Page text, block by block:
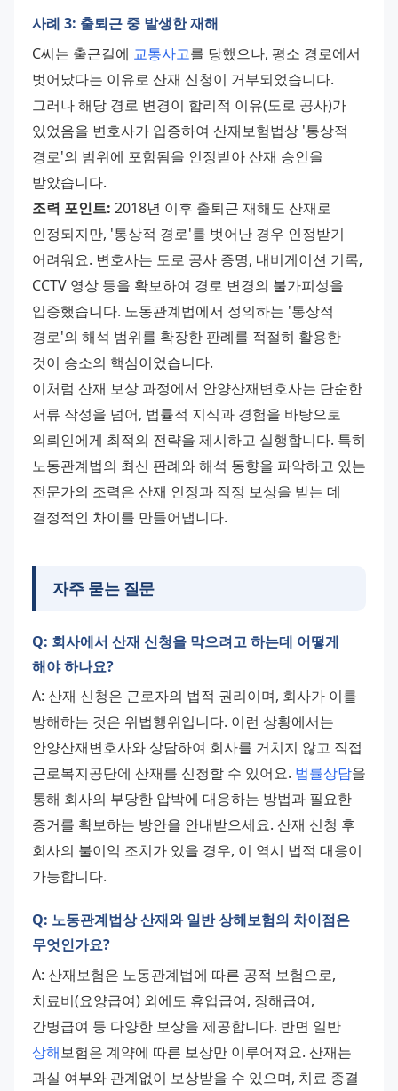
사례 3: 출퇴근 중 발생한 재해
C씨는 출근길에 교통사고를 당했으나, 평소 경로에서
벗어났다는 이유로 산재 신청이 거부되었습니다.
그러나 해당 경로 변경이 합리적 이유(도로 공사)가
있었음을 변호사가 입증하여 산재보험법상 '통상적
경로'의 범위에 포함됨을 인정받아 산재 승인을
받았습니다.
조력 포인트: 2018년 이후 출퇴근 재해도 산재로
인정되지만, '통상적 경로'를 벗어난 경우 인정받기
어려워요. 변호사는 도로 공사 증명, 내비게이션 기록,
CCTV 영상 등을 확보하여 경로 변경의 불가피성을
입증했습니다. 노동관계법에서 정의하는 '통상적
경로'의 해석 범위를 확장한 판례를 적절히 활용한
것이 승소의 핵심이었습니다.
이처럼 산재 보상 과정에서 안양산재변호사는 단순한
서류 작성을 넘어, 법률적 지식과 경험을 바탕으로
의뢰인에게 최적의 전략을 제시하고 실행합니다. 특히
노동관계법의 최신 판례와 해석 동향을 파악하고 있는
전문가의 조력은 산재 인정과 적정 보상을 받는 데
결정적인 차이를 만들어냅니다.
자주 묻는 질문
Q: 회사에서 산재 신청을 막으려고 하는데 어떻게
해야 하나요?
A: 산재 신청은 근로자의 법적 권리이며, 회사가 이를
방해하는 것은 위법행위입니다. 이런 상황에서는
안양산재변호사와 상담하여 회사를 거치지 않고 직접
근로복지공단에 산재를 신청할 수 있어요. 법률상담을
통해 회사의 부당한 압박에 대응하는 방법과 필요한
증거를 확보하는 방안을 안내받으세요. 산재 신청 후
회사의 불이익 조치가 있을 경우, 이 역시 법적 대응이
가능합니다.
Q: 노동관계법상 산재와 일반 상해보험의 차이점은
무엇인가요?
A: 산재보험은 노동관계법에 따른 공적 보험으로,
치료비(요양급여) 외에도 휴업급여, 장해급여,
상해보험은 계약에 따른 보상만 이루어져요. 산재는
과실 여부와 관계없이 보상받을 수 있으며, 치료 종결